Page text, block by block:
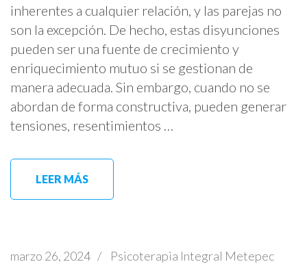
inherentes a cualquier relación, y las parejas no
son la excepción. De hecho, estas disyunciones
pueden ser una fuente de crecimiento y
enriquecimiento mutuo si se gestionan de
manera adecuada. Sin embargo, cuando no se
abordan de forma constructiva, pueden generar
tensiones, resentimientos …
LEER MÁS
marzo 26, 2024 / Psicoterapia Integral Metepec